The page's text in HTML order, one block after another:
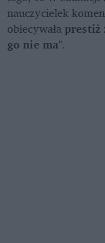
nauczycielek
obiecywała prestiż
go nie ma".